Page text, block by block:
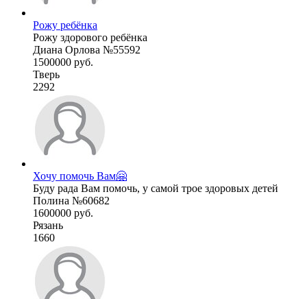
Рожу ребёнка
Рожу здорового ребёнка
Диана Орлова №55592
1500000 руб.
Тверь
2292
Хочу помочь Вам🤗
Буду рада Вам помочь, у самой трое здоровых детей
Полина №60682
1600000 руб.
Рязань
1660